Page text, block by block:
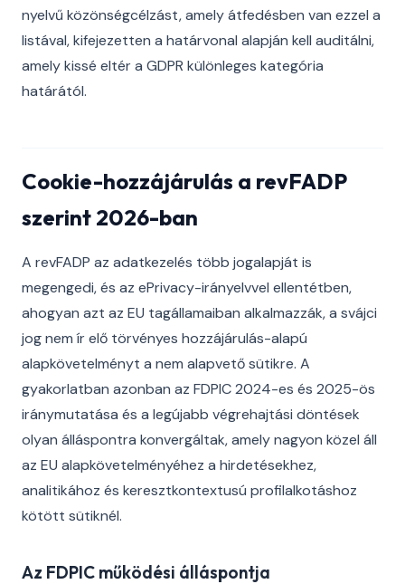
nyelvű közönségcélzást, amely átfedésben van ezzel a
listával, kifejezetten a határvonal alapján kell auditálni,
amely kissé eltér a GDPR különleges kategória
határától.
Cookie-hozzájárulás a revFADP
szerint 2026-ban
A revFADP az adatkezelés több jogalapját is
megengedi, és az ePrivacy-irányelvvel ellentétben,
ahogyan azt az EU tagállamaiban alkalmazzák, a svájci
jog nem ír elő törvényes hozzájárulás-alapú
alapkövetelményt a nem alapvető sütikre. A
gyakorlatban azonban az FDPIC 2024-es és 2025-ös
iránymutatása és a legújabb végrehajtási döntések
olyan álláspontra konvergáltak, amely nagyon közel áll
az EU alapkövetelményéhez a hirdetésekhez,
analitikához és keresztkontextusú profilalkotáshoz
kötött sütiknél.
Az FDPIC működési álláspontja